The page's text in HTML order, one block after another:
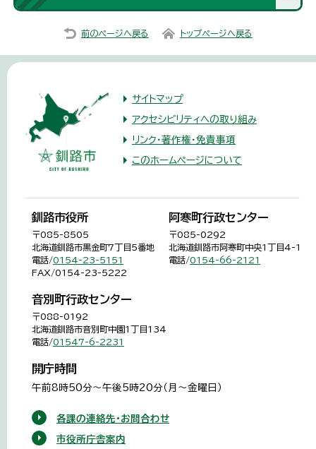
前のページへ戻る トップページへ戻る
サイトマップ
アクセシビリティへの取り組み
リンク・著作権・免責事項
このホームページについて
釧路市役所
〒085-8505
北海道釧路市黒金町7丁目5番地
電話/0154-23-5151
FAX/0154-23-5222
阿寒町行政センター
〒085-0292
北海道釧路市阿寒町中央1丁目4-1
電話/0154-66-2121
音別町行政センター
〒088-0192
北海道釧路市音別町中園1丁目134
電話/01547-6-2231
開庁時間
午前8時50分～午後5時20分（月～金曜日）
各課の連絡先・お問合わせ
市役所庁舎案内